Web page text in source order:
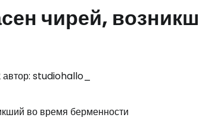
чирей,
автор: studiohallo_